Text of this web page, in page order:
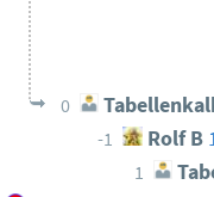
0
-1 Rolf B
1